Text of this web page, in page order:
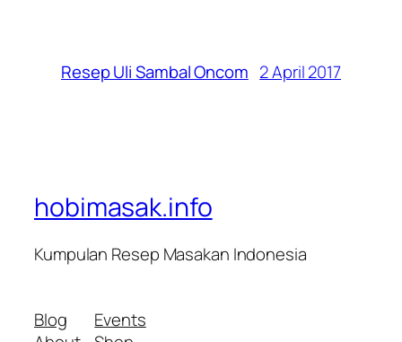
Resep Uli Sambal Oncom 2 April 2017
hobimasak.info
Kumpulan Resep Masakan Indonesia
Blog
Events